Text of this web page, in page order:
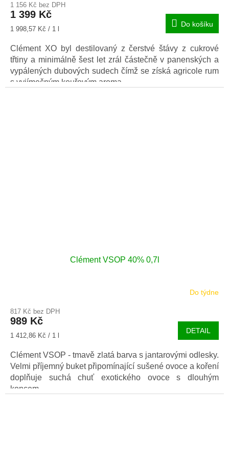
1 156 Kč bez DPH
1 399 Kč
Měrná
1 998,57 Kč / 1 l
Do košíku
Clément XO byl destilovaný z čerstvé štávy z cukrové
třtiny a minimálně šest let zrál částečně v panenských a
vypálených dubových sudech čímž se získá agricole rum
s vyjímečným kouřovým aroma.
Clément VSOP 40% 0,7l
Do týdne
817 Kč bez DPH
989 Kč
Měrná
1 412,86 Kč / 1 l
DETAIL
Clément VSOP - tmavě zlatá barva s jantarovými odlesky.
Velmi příjemný buket připomínající sušené ovoce a koření
doplňuje suchá chuť exotického ovoce s dlouhým
koncem.